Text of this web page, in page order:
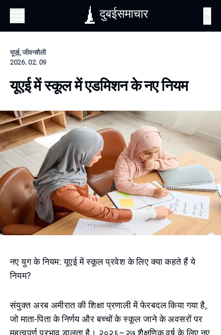
दुबईसमाचार
यूएई, जीवनशैली
2026. 02. 09
यूएई में स्कूल में एडमिशन के नए नियम
नए युग के नियम: यूएई में स्कूल प्रवेश के लिए क्या कहते हैं ये
नियम?
संयुक्त अरब अमीरात की शिक्षा प्रणाली में फेरबदल किया गया है,
जो माता-पिता के निर्णय और बच्चों के स्कूल जाने के अवसरों पर
महत्वपूर्ण प्रभाव डालता है। २०२६–२७ शैक्षणिक वर्ष के लिए नए